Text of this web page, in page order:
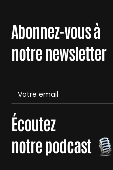
Abonnez-vous à
notre newsletter
Écoutez
notre podcast